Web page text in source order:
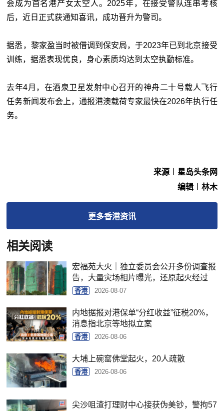
会成为首名港产女太空人。2025年，在接受警队连串考核
后，近日正式获通知喜讯，成功晋升为警司。
据悉，黎家盈当时被借调到保安局，于2023年已到北京接受
训练，据悉表现优良，身心素质均达到太空执勤标准。
去年4月，在酒泉卫星发射中心召开的神舟二十号载人飞行
任务新闻发布会上，通报港澳载荷专家最快在2026年执行任
务。
来源︱星岛头条网
编辑︱林木
更多香港资讯
相关阅读
宏福苑大火｜独立委员会公开多份调查报
告，大量灾场相片曝光，还原起火经过
香港 2026-08-07
内地据报对港保单“分红收益”征税20%，
消息指北京等地拟立案
香港 2026-08-06
大埔上碗窰佛堂起火，20人疏散
香港 2026-08-06
尖沙咀渣打理财中心接获伪美钞，警拘57